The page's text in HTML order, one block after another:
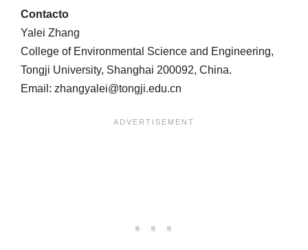
Contacto
Yalei Zhang
College of Environmental Science and Engineering,
Tongji University, Shanghai 200092, China.
Email: zhangyalei@tongji.edu.cn